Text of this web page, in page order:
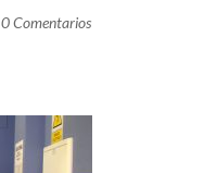
0 Comentarios